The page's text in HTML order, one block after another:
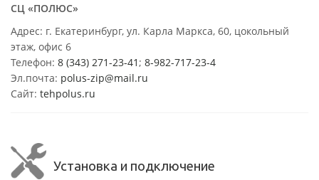
СЦ «ПОЛЮС»
Адрес: г. Екатеринбург, ул. Карла Маркса, 60, цокольный
этаж, офис 6
Телефон: 8 (343) 271-23-41 ; 8-982-717-23-4
Эл.почта: polus-zip@mail.ru
Сайт: tehpolus.ru
Установка и подключение